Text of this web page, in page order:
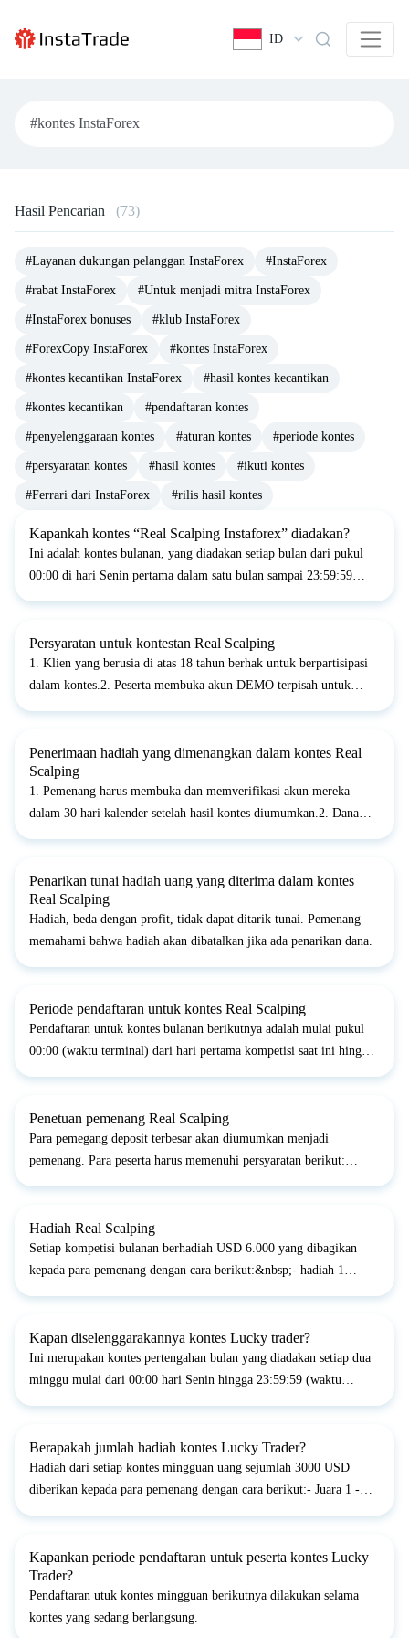
ID
Hasil Pencarian (73)
#Layanan dukungan pelanggan InstaForex #InstaForex
#rabat InstaForex #Untuk menjadi mitra InstaForex
#InstaForex bonuses #klub InstaForex
#ForexCopy InstaForex #kontes InstaForex
#kontes kecantikan InstaForex #hasil kontes kecantikan
#kontes kecantikan #pendaftaran kontes
#penyelenggaraan kontes #aturan kontes #periode kontes
#persyaratan kontes #hasil kontes #ikuti kontes
#Ferrari dari InstaForex #rilis hasil kontes
Kapankah kontes “Real Scalping Instaforex” diadakan?
Ini adalah kontes bulanan, yang diadakan setiap bulan dari pukul
00:00 di hari Senin pertama dalam satu bulan sampai 23:59:59
Persyaratan untuk kontestan Real Scalping
1. Klien yang berusia di atas 18 tahun berhak untuk berpartisipasi
dalam kontes.2. Peserta membuka akun DEMO terpisah untuk
Penerimaan hadiah yang dimenangkan dalam kontes Real
Scalping
1. Pemenang harus membuka dan memverifikasi akun mereka
dalam 30 hari kalender setelah hasil kontes diumumkan.2. Dana
Penarikan tunai hadiah uang yang diterima dalam kontes
Real Scalping
Hadiah, beda dengan profit, tidak dapat ditarik tunai. Pemenang
memahami bahwa hadiah akan dibatalkan jika ada penarikan dana.
Periode pendaftaran untuk kontes Real Scalping
Pendaftaran untuk kontes bulanan berikutnya adalah mulai pukul
00:00 (waktu terminal) dari hari pertama kompetisi saat ini hingga
Penetuan pemenang Real Scalping
Para pemegang deposit terbesar akan diumumkan menjadi
pemenang. Para peserta harus memenuhi persyaratan berikut:
Hadiah Real Scalping
Setiap kompetisi bulanan berhadiah USD 6.000 yang dibagikan
kepada para pemenang dengan cara berikut:&nbsp;- hadiah 1
hadiah 4 &n...
Kapan diselenggarakannya kontes Lucky trader?
Ini merupakan kontes pertengahan bulan yang diadakan setiap dua
minggu mulai dari 00:00 hari Senin hingga 23:59:59 (waktu
Berapakah jumlah hadiah kontes Lucky Trader?
Hadiah dari setiap kontes mingguan uang sejumlah 3000 USD
diberikan kepada para pemenang dengan cara berikut:- Juara 1 -
Kapankan periode pendaftaran untuk peserta kontes Lucky
Trader?
Pendaftaran utuk kontes mingguan berikutnya dilakukan selama
kontes yang sedang berlangsung.